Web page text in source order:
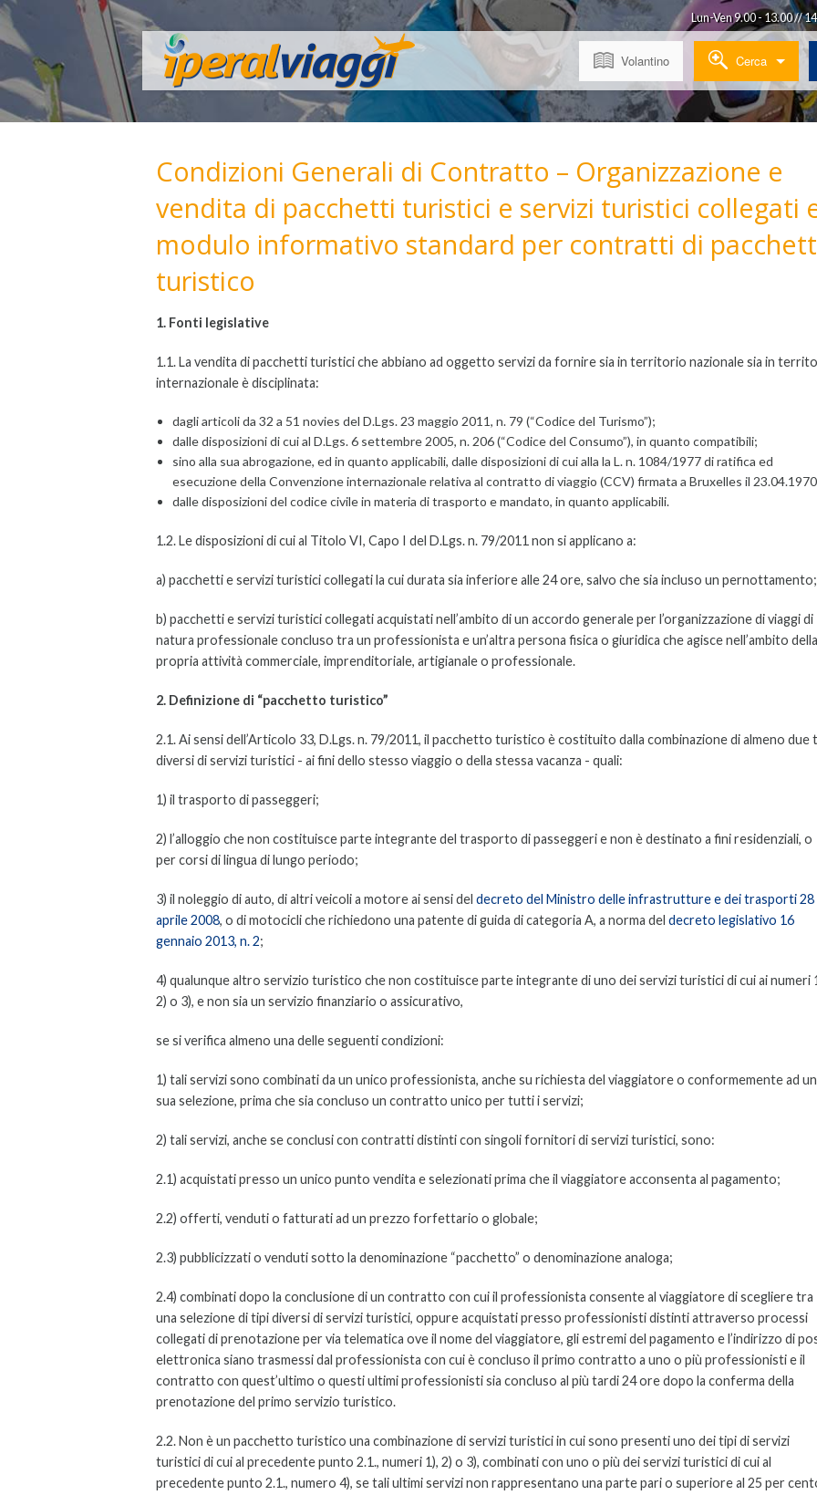
Lun-Ven 9.00 - 13.00 //
Volantino Cerca
Dovevuoi andare?
Partenza Viaggiatori
Last Minute
Mare
Montagna
Sardegna con traghetto
Natura
Città
Lago
Animali
Condizioni Generali di Contratto – Organizzazione e
vendita di pacchetti turistici e servizi turistici collegati
modulo informativo standard per contratti di
turistico
1. Fonti legislative
1.1. La vendita di pacchetti turistici che abbiano ad oggetto servizi da fornire sia in territorio nazionale sia in
internazionale è disciplinata:
dagli articoli da 32 a 51 novies del D.Lgs. 23 maggio 2011, n. 79 (“Codice del Turismo”);
dalle disposizioni di cui al D.Lgs. 6 settembre 2005, n. 206 (“Codice del Consumo”), in quanto compatibili;
sino alla sua abrogazione, ed in quanto applicabili, dalle disposizioni di cui alla la L. n. 1084/1977 di ratifica ed
esecuzione della Convenzione internazionale relativa al contratto di viaggio (CCV) firmata a Bruxelles il
dalle disposizioni del codice civile in materia di trasporto e mandato, in quanto applicabili.
1.2. Le disposizioni di cui al Titolo VI, Capo I del D.Lgs. n. 79/2011 non si applicano a:
a) pacchetti e servizi turistici collegati la cui durata sia inferiore alle 24 ore, salvo che sia incluso un pernottamento;
b) pacchetti e servizi turistici collegati acquistati nell’ambito di un accordo generale per l’organizzazione di viaggi di
natura professionale concluso tra un professionista e un’altra persona fisica o giuridica che agisce nell’ambito della
propria attività commerciale, imprenditoriale, artigianale o professionale.
2. Definizione di “pacchetto turistico”
2.1. Ai sensi dell’Articolo 33, D.Lgs. n. 79/2011, il pacchetto turistico è costituito dalla combinazione di almeno due
diversi di servizi turistici - ai fini dello stesso viaggio o della stessa vacanza - quali:
1) il trasporto di passeggeri;
2) l’alloggio che non costituisce parte integrante del trasporto di passeggeri e non è destinato a fini residenziali, o
per corsi di lingua di lungo periodo;
3) il noleggio di auto, di altri veicoli a motore ai sensi del decreto del Ministro delle infrastrutture e dei trasporti 28
aprile 2008, o di motocicli che richiedono una patente di guida di categoria A, a norma del decreto legislativo 16
gennaio 2013, n. 2;
4) qualunque altro servizio turistico che non costituisce parte integrante di uno dei servizi turistici di cui ai numeri
2) o 3), e non sia un servizio finanziario o assicurativo,
se si verifica almeno una delle seguenti condizioni:
1) tali servizi sono combinati da un unico professionista, anche su richiesta del viaggiatore o conformemente ad
sua selezione, prima che sia concluso un contratto unico per tutti i servizi;
2) tali servizi, anche se conclusi con contratti distinti con singoli fornitori di servizi turistici, sono:
2.1) acquistati presso un unico punto vendita e selezionati prima che il viaggiatore acconsenta al pagamento;
2.2) offerti, venduti o fatturati ad un prezzo forfettario o globale;
2.3) pubblicizzati o venduti sotto la denominazione “pacchetto” o denominazione analoga;
2.4) combinati dopo la conclusione di un contratto con cui il professionista consente al viaggiatore di scegliere tra
una selezione di tipi diversi di servizi turistici, oppure acquistati presso professionisti distinti attraverso processi
collegati di prenotazione per via telematica ove il nome del viaggiatore, gli estremi del pagamento e l’indirizzo di
elettronica siano trasmessi dal professionista con cui è concluso il primo contratto a uno o più professionisti e il
contratto con quest’ultimo o questi ultimi professionisti sia concluso al più tardi 24 ore dopo la conferma della
prenotazione del primo servizio turistico.
2.2. Non è un pacchetto turistico una combinazione di servizi turistici in cui sono presenti uno dei tipi di servizi
turistici di cui al precedente punto 2.1., numeri 1), 2) o 3), combinati con uno o più dei servizi turistici di cui al
precedente punto 2.1., numero 4), se tali ultimi servizi non rappresentano una parte pari o superiore al 25 per